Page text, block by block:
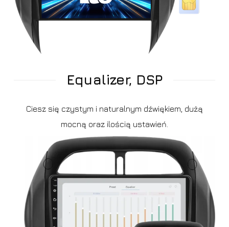
Equalizer, DSP
Ciesz się czystym i naturalnym dźwiękiem, dużą
mocną oraz ilością ustawień.